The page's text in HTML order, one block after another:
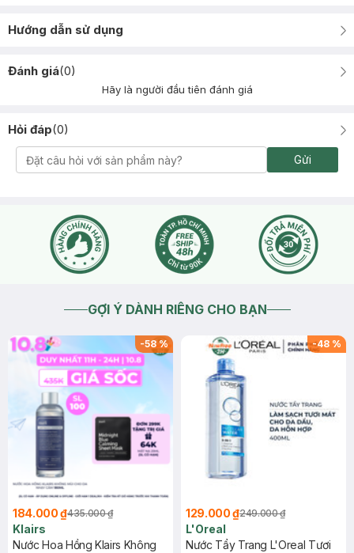
Hướng dẫn sử dụng
Đánh giá(0)
Hãy là người đầu tiên đánh giá
Hỏi đáp(0)
Gửi
GỢI Ý DÀNH RIÊNG CHO BẠN
-58%
184.000 ₫435.000 ₫
Klairs
Nước Hoa Hồng Klairs Không
-48 %
129.000 ₫249.000 ₫
L'Oreal
Nước Tẩy Trang L'Oreal Tươi